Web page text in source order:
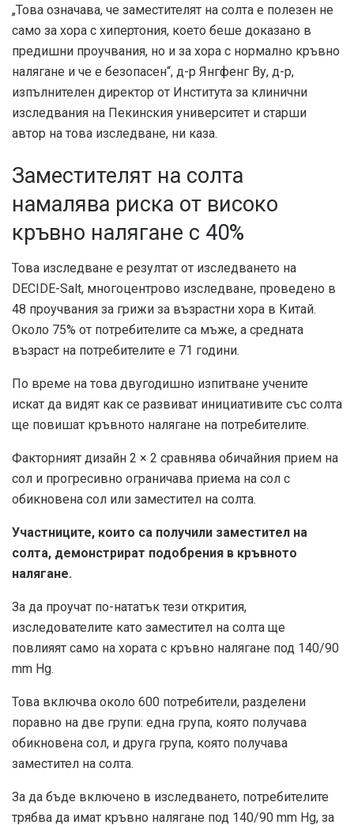
„Това означава, че заместителят на солта е полезен не
само за хора с хипертония, което беше доказано в
предишни проучвания, но и за хора с нормално кръвно
налягане и че е безопасен“, д-р Янгфенг Ву, д-р,
изпълнителен директор от Института за клинични
изследвания на Пекинския университет и старши
автор на това изследване, ни каза.
Заместителят на солта
намалява риска от високо
кръвно налягане с 40%
Това изследване е резултат от изследването на
DECIDE-Salt, многоцентрово изследване, проведено в
48 проучвания за грижи за възрастни хора в Китай.
Около 75% от потребителите са мъже, а средната
възраст на потребителите е 71 години.
По време на това двугодишно изпитване учените
искат да видят как се развиват инициативите със солта
ще повишат кръвното налягане на потребителите.
Факторният дизайн 2 × 2 сравнява обичайния прием на
сол и прогресивно ограничава приема на сол с
обикновена сол или заместител на солта.
Участниците, които са получили заместител на
солта, демонстрират подобрения в кръвното
налягане.
За да проучат по-нататък тези открития,
изследователите като заместител на солта ще
повлияят само на хората с кръвно налягане под 140/90
mm Hg.
Това включва около 600 потребители, разделени
поравно на две групи: една група, която получава
обикновена сол, и друга група, която получава
заместител на солта.
За да бъде включено в изследването, потребителите
трябва да имат кръвно налягане под 140/90 mm Hg, за